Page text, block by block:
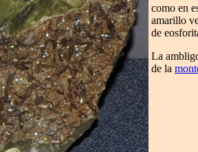
como en
amarillo
de
La
de la